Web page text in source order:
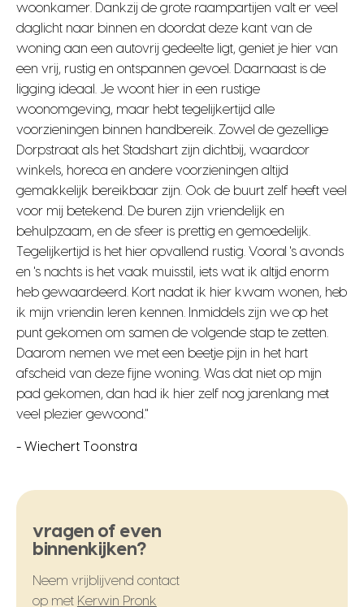
woonkamer. Dankzij de grote raampartijen valt er veel
daglicht naar binnen en doordat deze kant van de
woning aan een autovrij gedeelte ligt, geniet je hier van
een vrij, rustig en ontspannen gevoel. Daarnaast is de
ligging ideaal. Je woont hier in een rustige
woonomgeving, maar hebt tegelijkertijd alle
voorzieningen binnen handbereik. Zowel de gezellige
Dorpstraat als het Stadshart zijn dichtbij, waardoor
winkels, horeca en andere voorzieningen altijd
gemakkelijk bereikbaar zijn. Ook de buurt zelf heeft veel
voor mij betekend. De buren zijn vriendelijk en
behulpzaam, en de sfeer is prettig en gemoedelijk.
Tegelijkertijd is het hier opvallend rustig. Vooral 's avonds
en 's nachts is het vaak muisstil, iets wat ik altijd enorm
heb gewaardeerd. Kort nadat ik hier kwam wonen, heb
ik mijn vriendin leren kennen. Inmiddels zijn we op het
punt gekomen om samen de volgende stap te zetten.
Daarom nemen we met een beetje pijn in het hart
afscheid van deze fijne woning. Was dat niet op mijn
pad gekomen, dan had ik hier zelf nog jarenlang met
veel plezier gewoond."
- Wiechert Toonstra
vragen of even
binnenkijken?
Neem vrijblijvend contact
op met Kerwin Pronk